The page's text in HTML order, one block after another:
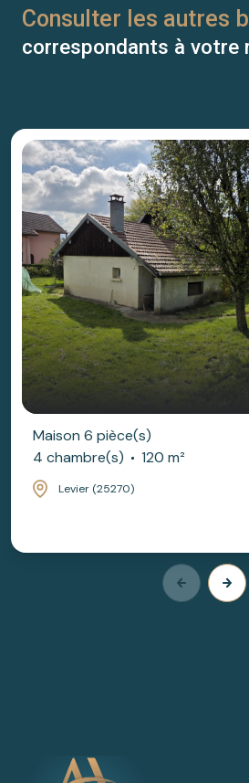
Consulter les autres
correspondants à votre
Maison 6 pièce(s)
4 chambre(s)
120 m²
Levier (25270)